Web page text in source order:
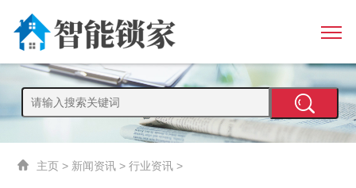
主页 > 新闻资讯 >行业资讯 >